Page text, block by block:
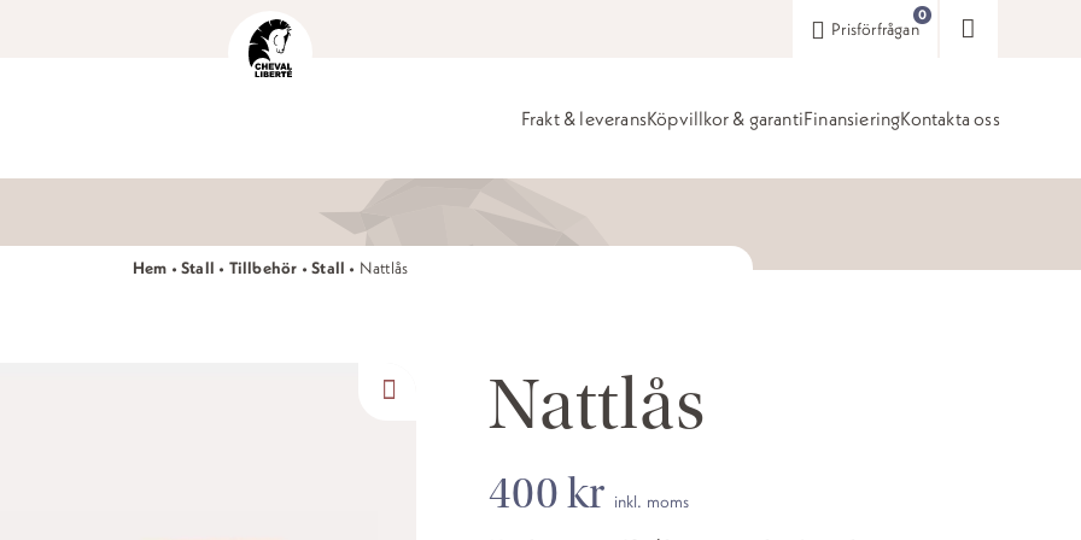
Prisförfrågan
0
Frakt & leveransKöpvillkor & garantiFinansieringKontakta oss
Hem •Stall • Tillbehör •Stall • Nattlås
Nattlås
400kr inkl. moms